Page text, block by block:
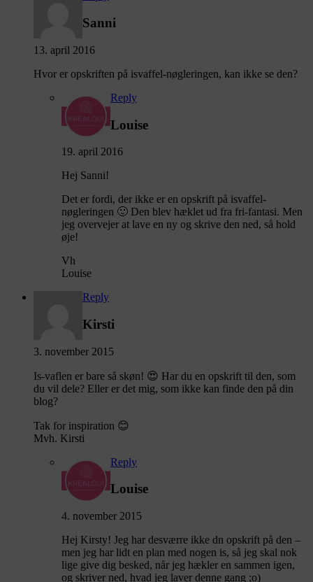
Sanni
13. april 2016
Hvor er opskriften på isvaffel-nøgleringen, kan ikke se den?
Reply
Louise
19. april 2016
Hej Sanni!
Det er fordi, der ikke er en opskrift på isvaffel-
nøgleringen 🙂 Den blev hæklet ud fra fri-fantasi. Men
jeg overvejer at lave en ny og skrive den ned, så hold
øje!
Vh
Louise
Reply
Kirsti
3. november 2015
Is-vaflen er bare så skøn! 😍 Har du en opskrift til den, som
du vil dele? Eller er det mig, som ikke kan finde den på din
blog?
Tak for inspiration 😊
Mvh. Kirsti
Reply
Louise
4. november 2015
Hej Kirsty! Jeg har desværre ikke dn opskrift på den –
men jeg har lidt en plan med nogen is, så jeg skal nok
lige give dig besked, når jeg hækler en sammen igen,
og skriver ned, hvad jeg laver denne gang ;o)